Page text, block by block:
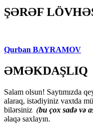
ŞƏRƏF
Qurban BAYRAMOV
ƏMƏKDAŞLIQ
Salam olsun! Saytımızda
alaraq, istədiyiniz vaxtda
bilərsiniz (bu çox sadə və
əlaqə saxlayın.